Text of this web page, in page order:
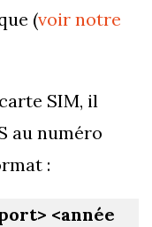
(voir notre
SIM, il
au numéro
:
<année